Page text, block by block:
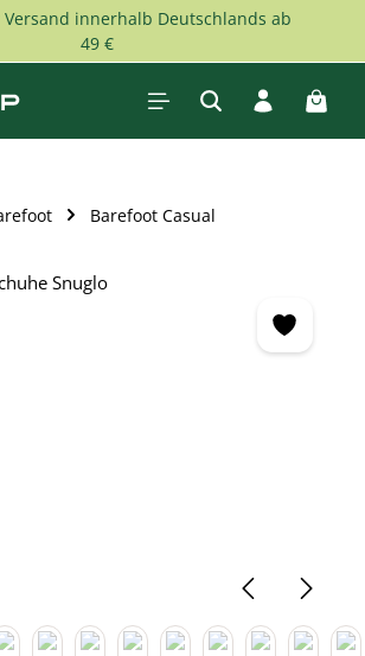
innerhalb Deutschlands ab
49 €
Barefoot Casual